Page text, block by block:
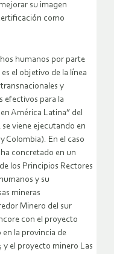
su imagen
como
humanos por parte
el objetivo de la línea
y
efectivos para la
América Latina” del
viene ejecutando en
Colombia). En el caso
concretado en un
los Principios Rectores
y su
mineras
Minero del sur
con el proyecto
en la provincia de
y el proyecto minero Las